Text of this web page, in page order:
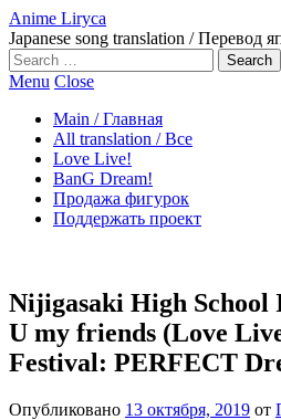
Anime Liryca
Japanese song translation / Перевод
Search
on:
Menu Close
Main / Главная
All translation / Все
Love Live!
BanG Dream!
Продажа фигурок
Поддержать проект
Nijigasaki High
U my friends (Love
Festival: PERFECT
Опубликовано 13 октября, 2019 от